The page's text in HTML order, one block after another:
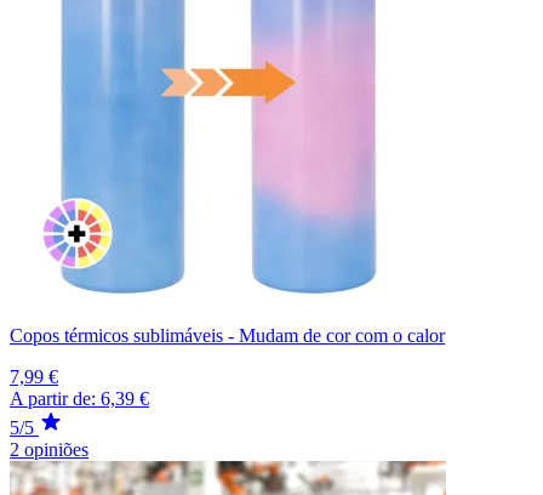
Copos térmicos sublimáveis - Mudam de cor com o calor
7,99 €
A partir de: 6,39 €
5/5
2 opiniões